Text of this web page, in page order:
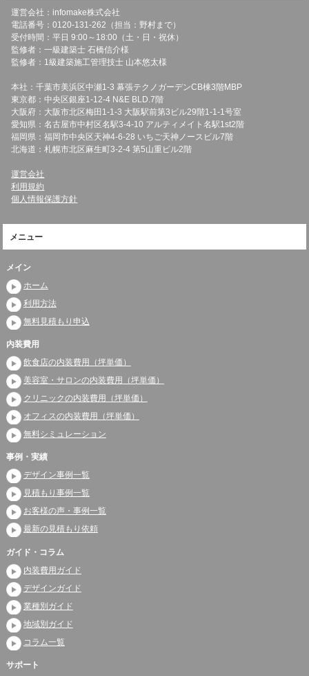
運営会社：infomake株式会社
電話番号：0120-131-262（担当：野村まで）
受付時間：平日 9:00～18:00（土・日・祝休）
監修者：一級建築士 石橋信介様
監修者：1級建築施工管理技士 山本悠太様
本社：千葉市美浜区中瀬1-3 幕張テクノガーデンCB棟3階MBP
東京都：中央区銀座1-12-4 N&E BLD.7階
大阪府：大阪市北区梅田1-1-3 大阪駅前第3ビル29階1-1-1号室
愛知県：名古屋市中村区名駅3-4-10 アルティメイト名駅1st2階
福岡県：福岡市中央区天神4-6-28 いちご天神ノースビル7階
北海道：札幌市北区麻生町3-2-4 第5山重ビル2階
運営会社
利用規約
個人情報保護方針
メニュー
メイン
ホーム
利用方法
無料見積もり申込
内装費用
飲食店の内装費用（坪単価）
美容室・サロンの内装費用（坪単価）
クリニックの内装費用（坪単価）
オフィスの内装費用（坪単価）
無料シミュレーション
事例・実績
デザイン事例一覧
見積もり事例一覧
お客様の声・事例一覧
最新の見積もり依頼
ガイド・コラム
内装費用ガイド
デザインガイド
業種別ガイド
地域別ガイド
コラム一覧
サポート